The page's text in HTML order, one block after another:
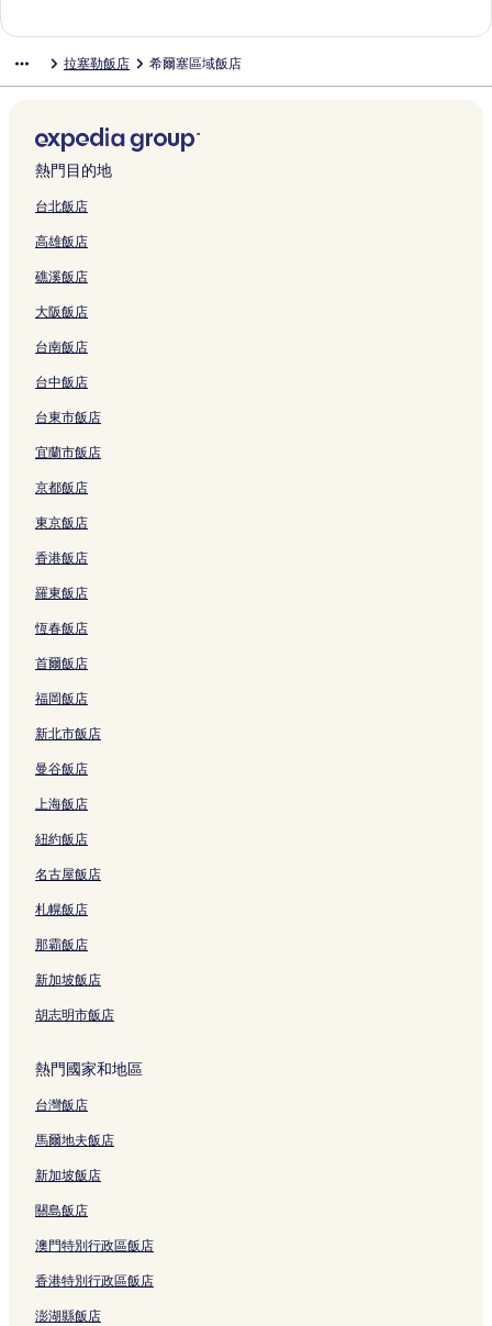
結
連
結
的
連
l
o
n
-
S
i
t
V
i
c
o
的
連
結
連
結
t
的
連
結
結
e
ô
t
e
l
e
'
U
n
i
e
s
,
M
o
n
t
u
o
n
的
連
的
t
t
e
l
e
S
a
的
連
結
r
連
結
的
連
J
e
p
h
的
結
M
t
l
u
c
n
連
結
r
n
s
的
連
M
o
l
u
ç
o
-
t
V
i
c
o
的
連
結
的
l
n
t
m
a
a
l
t
-
A
b
r
g
e
d
u
G
a
d
C
h
a
p
連
結
o
t
e
l
的
結
i
n
B
a
l
d
的
連
結
拉塞勒飯店 希爾塞區域飯店
熱門目的地
台北飯店
高雄飯店
礁溪飯店
大阪飯店
台南飯店
台中飯店
台東市飯店
宜蘭市飯店
京都飯店
東京飯店
香港飯店
羅東飯店
恆春飯店
首爾飯店
福岡飯店
新北市飯店
曼谷飯店
上海飯店
紐約飯店
名古屋飯店
札幌飯店
那霸飯店
新加坡飯店
胡志明市飯店
熱門國家和地區
台灣飯店
馬爾地夫飯店
新加坡飯店
關島飯店
澳門特別行政區飯店
香港特別行政區飯店
澎湖縣飯店